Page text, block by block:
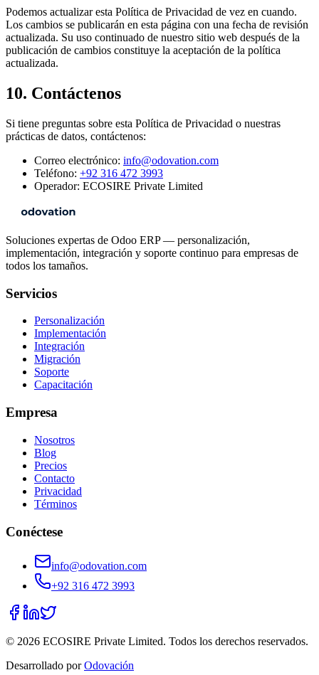
Podemos actualizar esta Política de Privacidad de vez en cuando.
Los cambios se publicarán en esta página con una fecha de revisión
actualizada. Su uso continuado de nuestro sitio web después de la
publicación de cambios constituye la aceptación de la política
actualizada.
10. Contáctenos
Si tiene preguntas sobre esta Política de Privacidad o nuestras
prácticas de datos, contáctenos:
Correo electrónico: info@odovation.com
Teléfono: +92 316 472 3993
Operador: ECOSIRE Private Limited
Soluciones expertas de Odoo ERP — personalización,
implementación, integración y soporte continuo para empresas de
todos los tamaños.
Servicios
Personalización
Implementación
Integración
Migración
Soporte
Capacitación
Empresa
Nosotros
Blog
Precios
Contacto
Privacidad
Términos
Conéctese
info@odovation.com
+92 316 472 3993
© 2026 ECOSIRE Private Limited. Todos los derechos reservados.
Desarrollado por Odovación